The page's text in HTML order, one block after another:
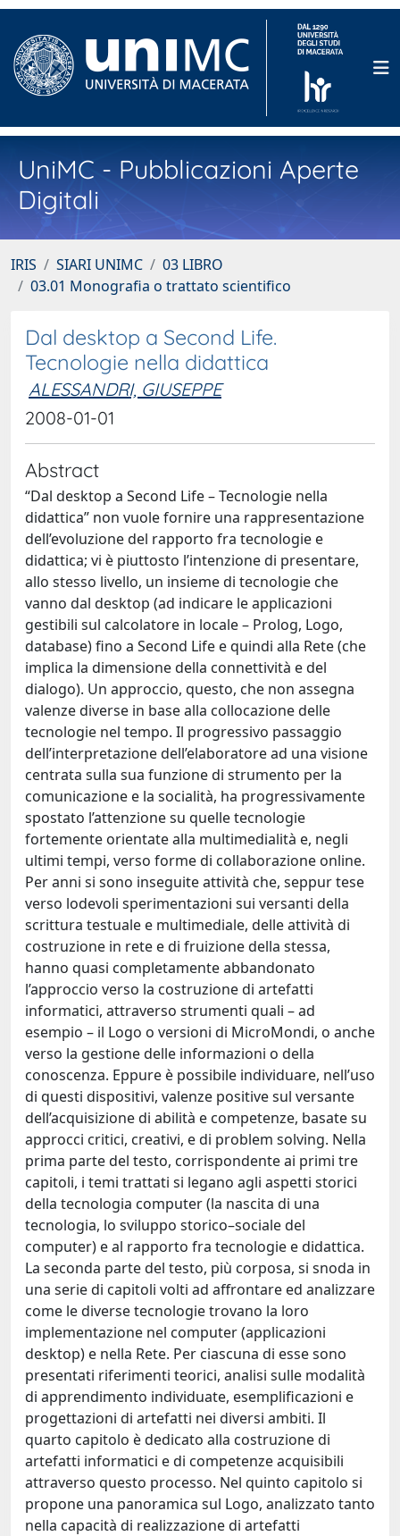
UniMC - Pubblicazioni Aperte
Digitali
IRIS SIARI UNIMC
03 LIBRO
03.01 Monografia o trattato scientifico
Dal desktop a Second Life.
Tecnologie nella didattica
ALESSANDRI, GIUSEPPE
2008-01-01
Abstract
“Dal desktop a Second Life – Tecnologie nella
didattica” non vuole fornire una rappresentazione
dell’evoluzione del rapporto fra tecnologie e
didattica; vi è piuttosto l’intenzione di presentare,
allo stesso livello, un insieme di tecnologie che
vanno dal desktop (ad indicare le applicazioni
gestibili sul calcolatore in locale – Prolog, Logo,
database) fino a Second Life e quindi alla Rete (che
implica la dimensione della connettività e del
dialogo). Un approccio, questo, che non assegna
valenze diverse in base alla collocazione delle
tecnologie nel tempo. Il progressivo passaggio
dell’interpretazione dell’elaboratore ad una visione
centrata sulla sua funzione di strumento per la
comunicazione e la socialità, ha progressivamente
spostato l’attenzione su quelle tecnologie
fortemente orientate alla multimedialità e, negli
ultimi tempi, verso forme di collaborazione online.
Per anni si sono inseguite attività che, seppur tese
verso lodevoli sperimentazioni sui versanti della
scrittura testuale e multimediale, delle attività di
costruzione in rete e di fruizione della stessa,
hanno quasi completamente abbandonato
l’approccio verso la costruzione di artefatti
informatici, attraverso strumenti quali – ad
esempio – il Logo o versioni di MicroMondi, o anche
verso la gestione delle informazioni o della
conoscenza. Eppure è possibile individuare, nell’uso
di questi dispositivi, valenze positive sul versante
dell’acquisizione di abilità e competenze, basate su
approcci critici, creativi, e di problem solving. Nella
prima parte del testo, corrispondente ai primi tre
capitoli, i temi trattati si legano agli aspetti storici
della tecnologia computer (la nascita di una
tecnologia, lo sviluppo storico–sociale del
computer) e al rapporto fra tecnologie e didattica.
La seconda parte del testo, più corposa, si snoda in
una serie di capitoli volti ad affrontare ed analizzare
come le diverse tecnologie trovano la loro
implementazione nel computer (applicazioni
desktop) e nella Rete. Per ciascuna di esse sono
presentati riferimenti teorici, analisi sulle modalità
di apprendimento individuate, esemplificazioni e
progettazioni di artefatti nei diversi ambiti. Il
quarto capitolo è dedicato alla costruzione di
artefatti informatici e di competenze acquisibili
attraverso questo processo. Nel quinto capitolo si
propone una panoramica sul Logo, analizzato tanto
nella capacità di realizzazione di artefatti